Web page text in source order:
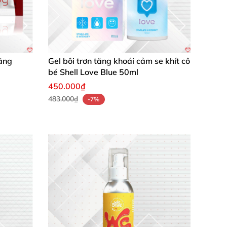
xúc với miệng . Vì vậy bạn
sẽ thoải mái
và ngọt một chút sovớicác loại gel khác.
dụng làm ẩm bộ phận sinh dục cho cả hai
caramen ngọt ngào mỗi khi bú liếm sẽ
Gel bôi trơn tăng khoái cảm se khít cô
bé Shell Love Blue 50ml
450.000₫
483.000₫ -7%